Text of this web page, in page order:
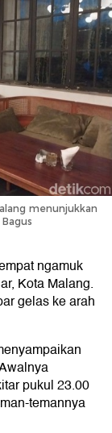
menunjukkan
ngamuk
Kota Malang.
gelas ke arah
pukul 23.00
temannya